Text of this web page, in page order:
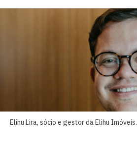
Elihu Lira, sócio e gestor da Elihu Imóveis.